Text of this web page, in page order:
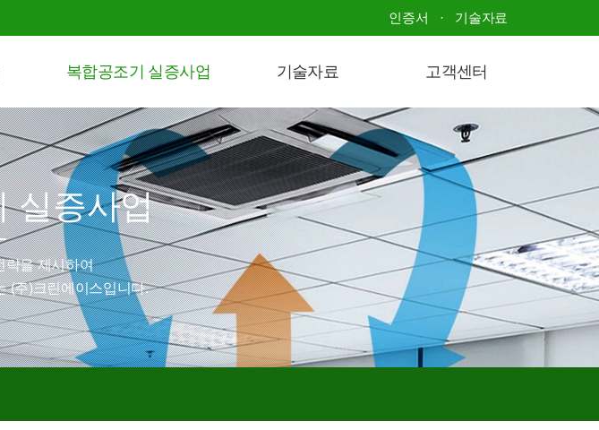
인증서 기술자료
복합공조기 실증사업 기술자료 고객센터
실증사업
략을 제시하여
(주)크린에이스입니다.